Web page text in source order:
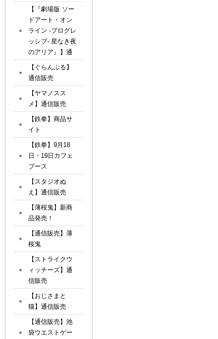
【『劇場版 ソー
ドアート・オン
ライン -プログレ
ッシブ- 星なき夜
のアリア』】通
【ぐらんぶる】
通信販売
【ヤマノスス
メ】通信販売
【鉄拳】商品サ
イト
【鉄拳】9月18
日・19日カフェ
ブース
【スタジオぬ
え】通信販売
【薄桜鬼】新商
品発売！
【通信販売】薄
桜鬼
【ストライクウ
ィッチーズ】通
信販売
【おじさまと
猫】通信販売
【通信販売】池
袋ウエストゲー